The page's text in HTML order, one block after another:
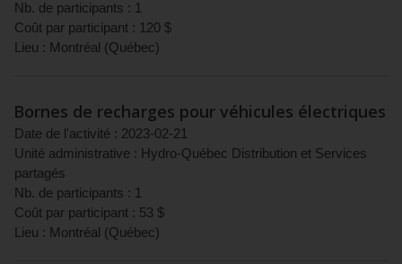
Nb. de participants : 1
Coût par participant : 120 $
Lieu : Montréal (Québec)
Bornes de recharges pour véhicules électriques
Date de l'activité : 2023-02-21
Unité administrative : Hydro-Québec Distribution et Services
partagés
Nb. de participants : 1
Coût par participant : 53 $
Lieu : Montréal (Québec)